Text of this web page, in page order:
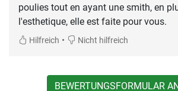
poulies tout en ayant une smith, en
l'esthetique, elle est faite pour vous.
Hilfreich • Nicht hilfreich
BEWERTUNGSFORMULAR